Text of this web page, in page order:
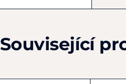
Související